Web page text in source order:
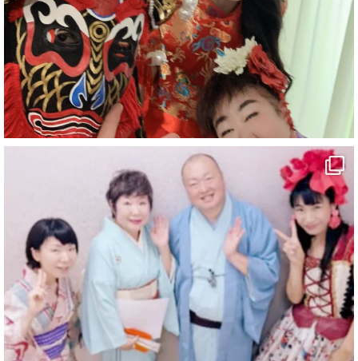
#企業公式がお疲れ様を言い合う
#旅行好きな人と繋がりたい
#一人旅
#女性マジシャン
#出張マジック
#マジシャン派遣
#イリュージョン
#和歌山県
#白浜町
#変面ショー
#イベント
#余興
2 X
マジシャン派遣 パッションプリンセス【公式】
@comedy_illusion · 3 8月
お疲れ様です